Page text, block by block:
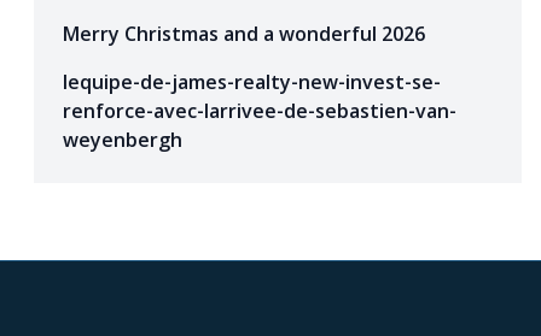
Merry Christmas and a wonderful 2026
lequipe-de-james-realty-new-invest-se-
renforce-avec-larrivee-de-sebastien-van-
weyenbergh